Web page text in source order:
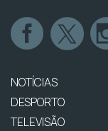
NOTÍCIAS
DESPORTO
TELEVISÃO